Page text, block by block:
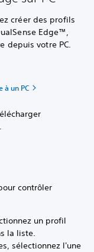
créer des profils
Edge™,
depuis votre PC.
à un PC
contrôler
un profil
la liste.
sélectionnez l'une